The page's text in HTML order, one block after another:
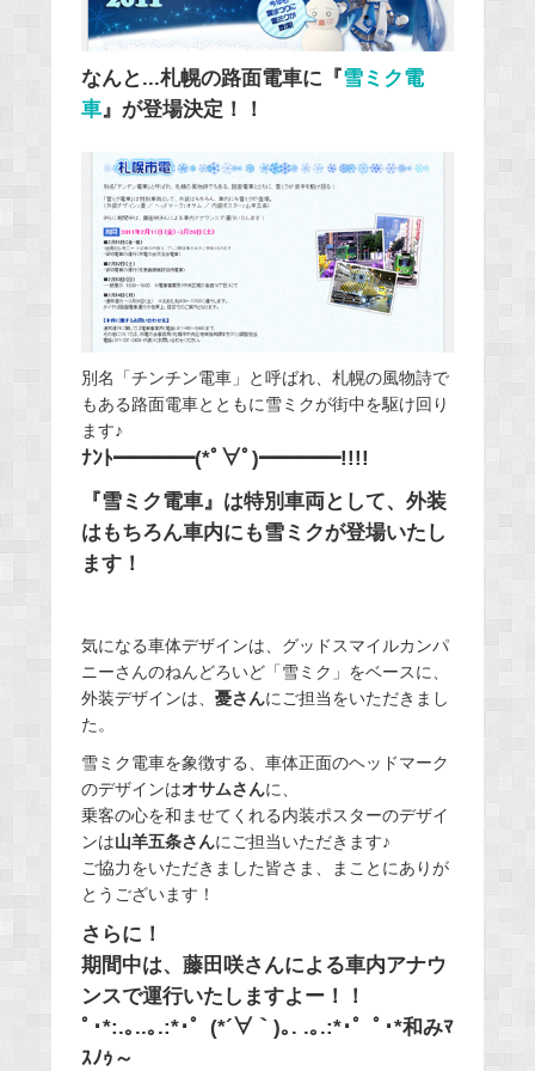
なんと...札幌の路面電車に『 雪ミク電
車』が登場決定！！
別名「チンチン電車」と呼ばれ、札幌の風物詩で
もある路面電車とともに雪ミクが街中を駆け回り
ます♪
ﾅﾝﾄ━━━━(*ﾟ∀ﾟ)━━━━!!!!
『雪ミク電車』は特別車両として、外装
はもちろん車内にも雪ミクが登場いたし
ます！
気になる車体デザインは、グッドスマイルカンパ
ニーさんのねんどろいど「雪ミク」をベースに、
外装デザインは、 憂さんにご担当をいただきまし
た。
雪ミク電車を象徴する、車体正面のヘッドマーク
のデザインはオサムさんに、
乗客の心を和ませてくれる内装ポスターのデザイ
ンは山羊五条さんにご担当いただきます♪
ご協力をいただきました皆さま、まことにありが
とうございます！
さらに！
期間中は、藤田咲さんによる車内アナウ
ンスで運行いたしますよー！！
ﾟ･*:.｡..｡.:*･゜(*´∀｀)｡. .｡.:*･゜ﾟ･*和みﾏ
ｽﾉｩ～